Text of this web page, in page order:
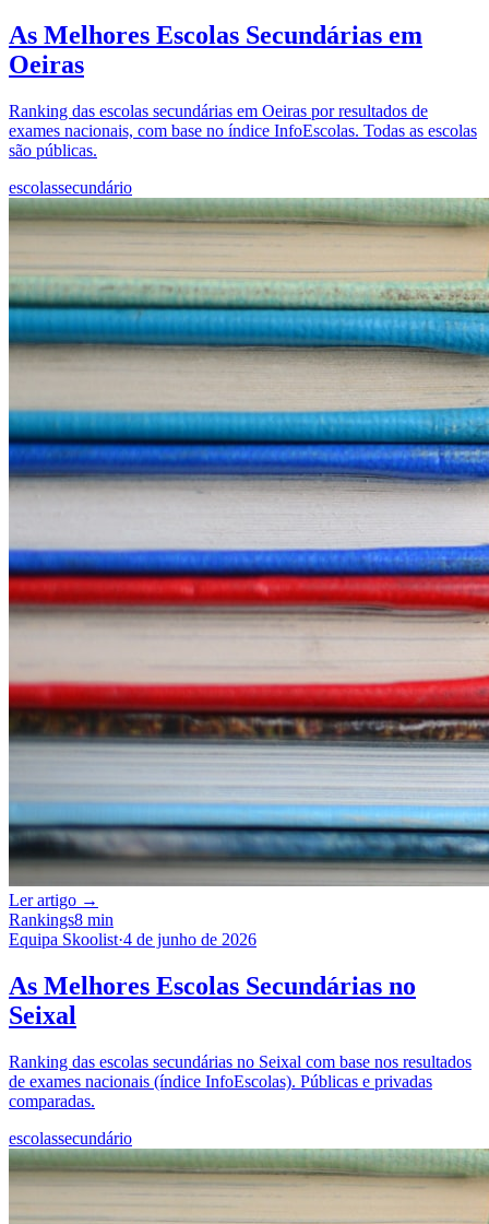
As Melhores Escolas Secundárias em
Oeiras
Ranking das escolas secundárias em Oeiras por resultados de
exames nacionais, com base no índice InfoEscolas. Todas as escolas
são públicas.
escolassecundário
Ler artigo →
Rankings8 min
Equipa Skoolist·4 de junho de 2026
As Melhores Escolas Secundárias no
Seixal
Ranking das escolas secundárias no Seixal com base nos resultados
de exames nacionais (índice InfoEscolas). Públicas e privadas
comparadas.
escolassecundário